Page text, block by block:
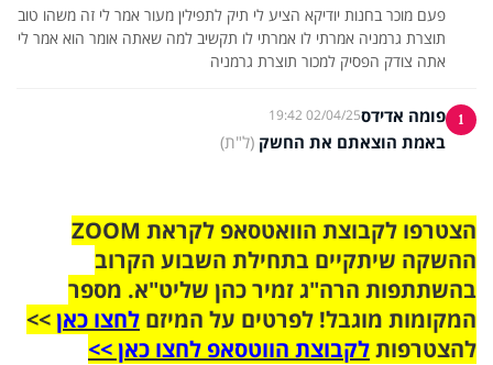
פעם מוכר בחנות יודיקא הציע לי תיק לתפילין מעור אמר לי זה משהו טוב
תוצרת גרמניה אמרתי לו אמרתי לו תקשיב למה שאתה אומר הוא אמר לי
אתה צודק הפסיק למכור תוצרת גרמניה
1 פומה אדידס02/04/25 19:42
באמת הוצאתם את החשק (ל"ת)
הצטרפו לקבוצת הוואטסאפ לקראת ZOOM
ההשקה שיתקיים בתחילת השבוע הקרוב
בהשתתפות הרה"ג זמיר כהן שליט"א. מספר
המקומות מוגבל! לפרטים על המיזם לחצו כאן>>
להצטרפותלקבוצת הווטסאפ לחצו כאן >>